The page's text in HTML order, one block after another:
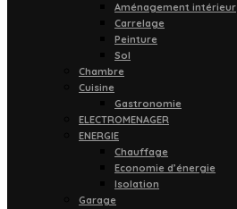
Aménagement intérieur
Carrelage
Peinture
Sol
Chambre
Cuisine
Gastronomie
ELECTROMENAGER
ENERGIE
Chauffage
Economie d’énergie
Isolation
Garage